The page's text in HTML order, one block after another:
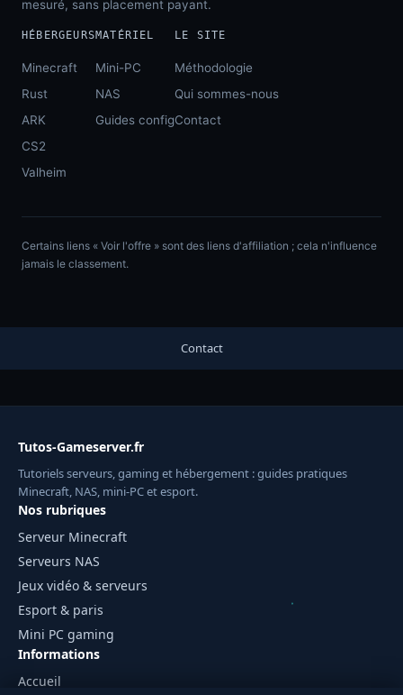
mesuré, sans placement payant.
HÉBERGEURS
Minecraft
Rust
ARK
CS2
Valheim
MATÉRIEL
Mini-PC
NAS
Guides config
LE SITE
Méthodologie
Qui sommes-nous
Contact
Certains liens « Voir l'offre » sont des liens d'affiliation ; cela n'influence
jamais le classement.
Contact
Tutos-Gameserver.fr
Tutoriels serveurs, gaming et hébergement : guides pratiques
Minecraft, NAS, mini-PC et esport.
Nos rubriques
Serveur Minecraft
Serveurs NAS
Jeux vidéo & serveurs
Esport & paris
Mini PC gaming
Informations
Accueil